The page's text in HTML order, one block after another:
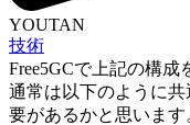
YOUTAN
技術
Free5GCで上記の構成
通常は以下のように
要があるかと思います